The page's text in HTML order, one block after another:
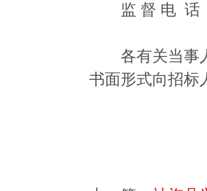
监 督 电 话
各有关当事人
书面形式向招标